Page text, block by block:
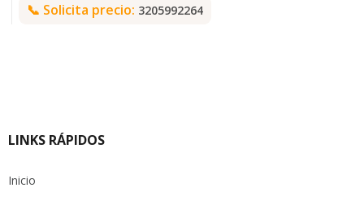
📞 Solicita precio: 3205992264
LINKS RÁPIDOS
Inicio